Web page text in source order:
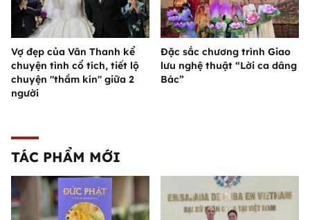
Vợ đẹp của Văn Thanh kể
chuyện tình cổ tích, tiết lộ
chuyện "thầm kín" giữa 2
người
Đặc sắc chương trình Giao
lưu nghệ thuật “Lời ca dâng
Bác”
TÁC PHẨM MỚI